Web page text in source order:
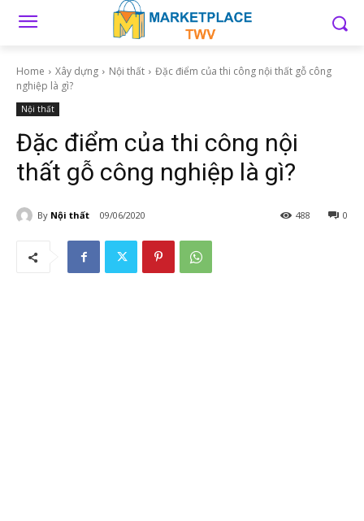
Home Xây dựng Nội thất
Đặc điểm của thi công nội thất gỗ công
nghiệp là gì?
Nội thất
Đặc điểm của thi công nội
thất gỗ công nghiệp là gì?
By Nội thất 09/06/2020 0
488